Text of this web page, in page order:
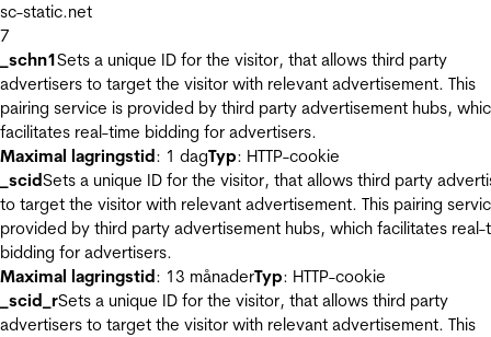
sc-static.net
7
_schn1Sets a unique ID for the visitor, that allows third party
advertisers to target the visitor with relevant advertisement. This
pairing service is provided by third party advertisement hubs,
facilitates real-time bidding for advertisers.
Maximal lagringstid: 1 dagTyp: HTTP-cookie
_scidSets a unique ID for the visitor, that allows third party
to target the visitor with relevant advertisement. This pairing
provided by third party advertisement hubs, which facilitates real-
bidding for advertisers.
Maximal lagringstid: 13 månaderTyp: HTTP-cookie
_scid_rSets a unique ID for the visitor, that allows third party
advertisers to target the visitor with relevant advertisement. This